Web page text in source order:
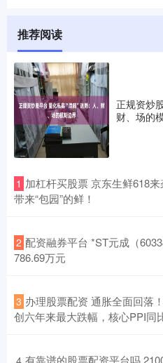
推荐阅读
正规资炒
财、场的
1 加杠杆买股票 京东生鲜618
带来“包园”的鲜！
2 配资融券平台 *ST元成（
786.69万元
3 办理股票配资 通胀全面回落
创六年来最大跌幅，核心PPI同
4 有靠谱的股票配资平台吗